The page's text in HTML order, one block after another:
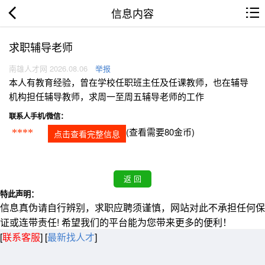
信息内容
求职辅导老师
南雄人才网 2026.08.06 举报
本人有教育经验，曾在学校任职班主任及任课教师，也在辅导
机构担任辅导教师，求周一至周五辅导老师的工作
联系人手机/微信：
**** 点击查看完整信息 (查看需要80金币)
特此声明：
信息真伪请自行辨别，求职应聘须谨慎，网站对此不承担任何保
证或连带责任! 希望我们的平台能为您带来更多的便利！
[联系客服] [最新找人才]